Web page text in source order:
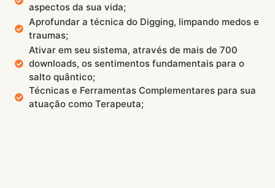
aspectos da sua vida;
Aprofundar a técnica do Digging, limpando medos e
traumas;
Ativar em seu sistema, através de mais de 700
downloads, os sentimentos fundamentais para o
salto quântico;
Técnicas e Ferramentas Complementares para sua
atuação como Terapeuta;